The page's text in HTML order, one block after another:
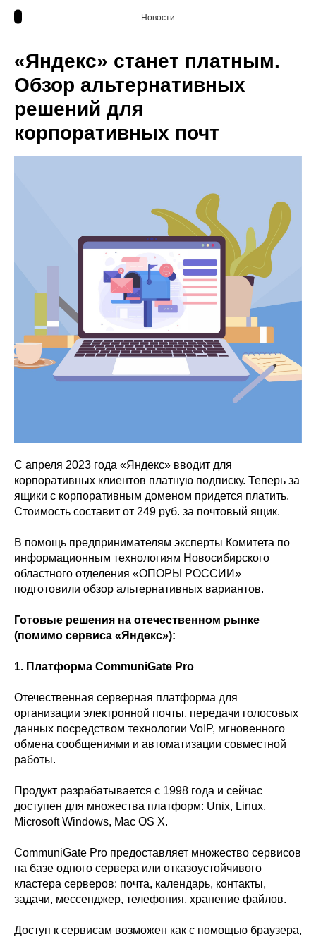
Новости
«Яндекс» станет платным.
Обзор альтернативных
решений для
корпоративных почт
С апреля 2023 года «Яндекс» вводит для
корпоративных клиентов платную подписку. Теперь за
ящики с корпоративным доменом придется платить.
Стоимость составит от 249 руб. за почтовый ящик.
В помощь предпринимателям эксперты Комитета по
информационным технологиям Новосибирского
областного отделения «ОПОРЫ РОССИИ»
подготовили обзор альтернативных вариантов.
Готовые решения на отечественном рынке
(помимо сервиса «Яндекс»):
1. Платформа CommuniGate Pro
Отечественная серверная платформа для
организации электронной почты, передачи голосовых
данных посредством технологии VoIP, мгновенного
обмена сообщениями и автоматизации совместной
работы.
Продукт разрабатывается с 1998 года и сейчас
доступен для множества платформ: Unix, Linux,
Microsoft Windows, Mac OS X.
CommuniGate Pro предоставляет множество сервисов
на базе одного сервера или отказоустойчивого
кластера серверов: почта, календарь, контакты,
задачи, мессенджер, телефония, хранение файлов.
Доступ к сервисам возможен как с помощью браузера,